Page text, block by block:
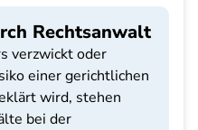
Rechtsanwalt
verzwickt oder
einer gerichtlichen
wird, stehen
bei der